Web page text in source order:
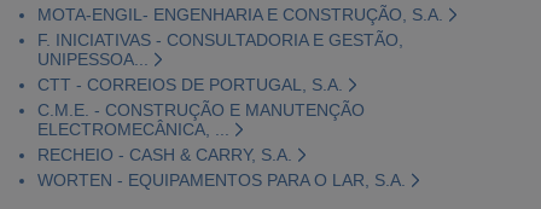
MOTA-ENGIL- ENGENHARIA E CONSTRUÇÃO, S.A.
F. INICIATIVAS - CONSULTADORIA E GESTÃO,
UNIPESSOA...
CTT - CORREIOS DE PORTUGAL, S.A.
C.M.E. - CONSTRUÇÃO E MANUTENÇÃO
ELECTROMECÂNICA, ...
RECHEIO - CASH & CARRY, S.A.
WORTEN - EQUIPAMENTOS PARA O LAR, S.A.